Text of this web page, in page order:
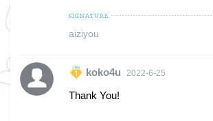
aiziyou
koko4u 2022-6-25
Thank You!